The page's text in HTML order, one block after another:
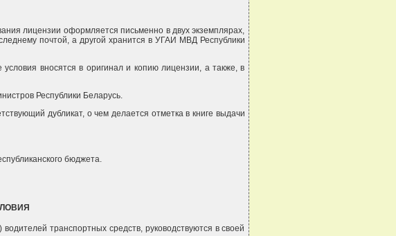
лицензии оформляется письменно в двух экземплярах,
почтой, а другой хранится в УГАИ МВД Республики
вносятся в оригинал и копию лицензии, а также, в
Республики Беларусь.
дубликат, о чем делается отметка в книге выдачи
бюджета.
транспортных средств, руководствуются в своей